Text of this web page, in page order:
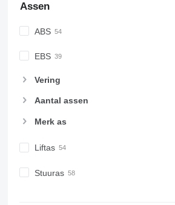
Assen
ABS
EBS
Vering
Aantal assen
Merk as
Liftas
Stuuras